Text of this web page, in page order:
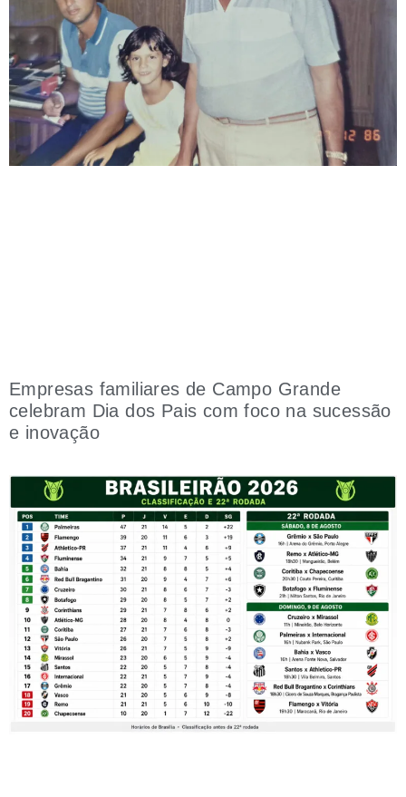
Empresas familiares de Campo Grande
celebram Dia dos Pais com foco na sucessão
e inovação